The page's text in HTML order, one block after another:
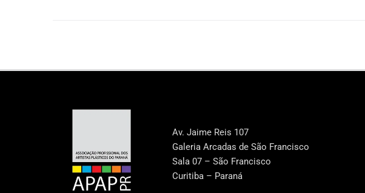
Av. Jaime Reis 107
Galeria Arcadas de São Francisco
Sala 07 – São Francisco
Curitiba – Paraná